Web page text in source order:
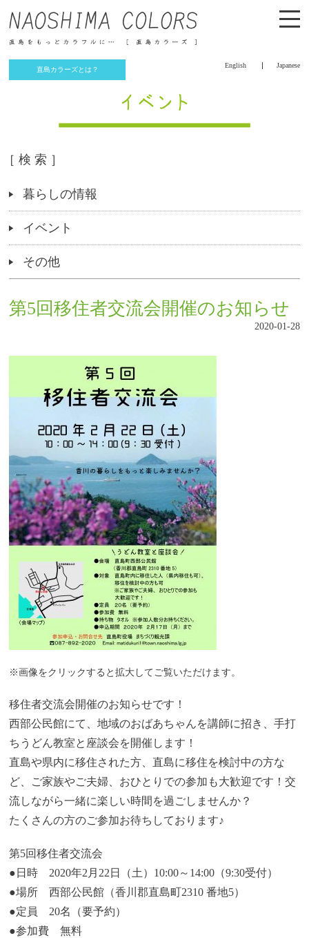
直島カラーズとは？
English Japanese
［ 検 索 ］
暮らしの情報
イベント
その他
第5回移住者交流会開催のお知らせ
2020-01-28
※画像をクリックすると拡大してご覧いただけます。
移住者交流会開催のお知らせです！
西部公民館にて、地域のおばあちゃんを講師に招き、手打
ちうどん教室と座談会を開催します！
直島や県内に移住された方、直島に移住を検討中の方な
ど、ご家族やご夫婦、おひとりでの参加も大歓迎です！交
流しながら一緒に楽しい時間を過ごしませんか？
たくさんの方のご参加お待ちしております♪
第5回移住者交流会
●日時 2020年2月22日（土）10:00～14:00（9:30受付）
●場所 西部公民館（香川郡直島町2310 番地5）
●定員 20名（要予約）
●参加費 無料